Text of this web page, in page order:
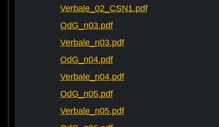
Verbale_02_CSN1.pdf
OdG_n03.pdf
Verbale_n03.pdf
OdG_n04.pdf
Verbale_n04.pdf
OdG_n05.pdf
Verbale_n05.pdf